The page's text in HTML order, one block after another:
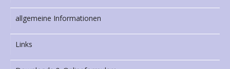
allgemeine Informationen
Links